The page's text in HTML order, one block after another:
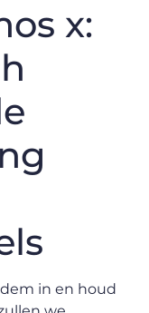
x:
in en houd